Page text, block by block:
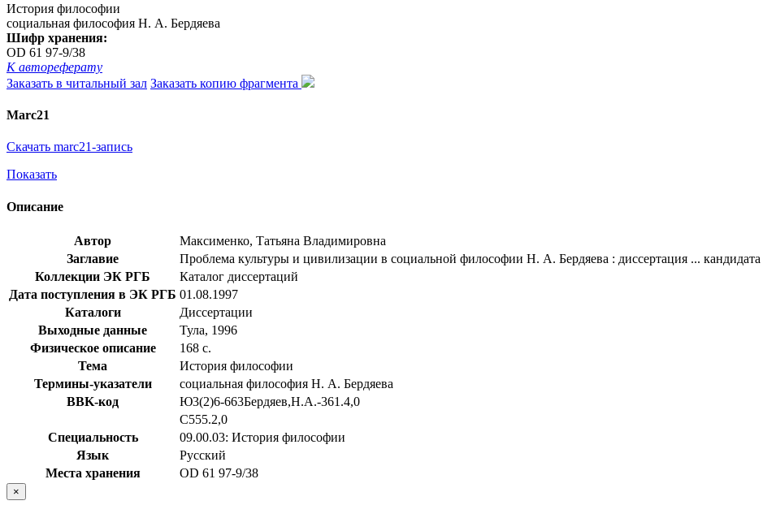
История философии
социальная философия Н. А. Бердяева
Шифр хранения:
OD 61 97-9/38
К автореферату
Заказать в читальный зал Заказать копию фрагмента
Marc21
Скачать marc21-запись
Показать
Описание
Автор
Максименко, Татьяна Владимировна
Заглавие
Проблема культуры и цивилизации в социальной философии Н. А. Бердяева : диссертация ...
Коллекции ЭК РГБ
Каталог диссертаций
Дата поступления в ЭК РГБ 01.08.1997
Каталоги
Диссертации
Выходные данные
Тула, 1996
Физическое описание
168 с.
Тема
История философии
Термины-указатели
социальная философия Н. А. Бердяева
BBK-код
Ю3(2)6-663Бердяев,Н.А.-361.4,0
С555.2,0
Специальность
09.00.03: История философии
Язык
Русский
Места хранения
OD 61 97-9/38
×